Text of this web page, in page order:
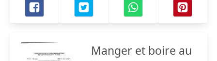
Manger et boire au